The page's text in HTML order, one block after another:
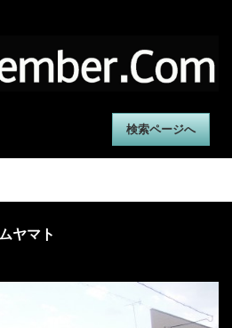
検索ページへ
ヤマト